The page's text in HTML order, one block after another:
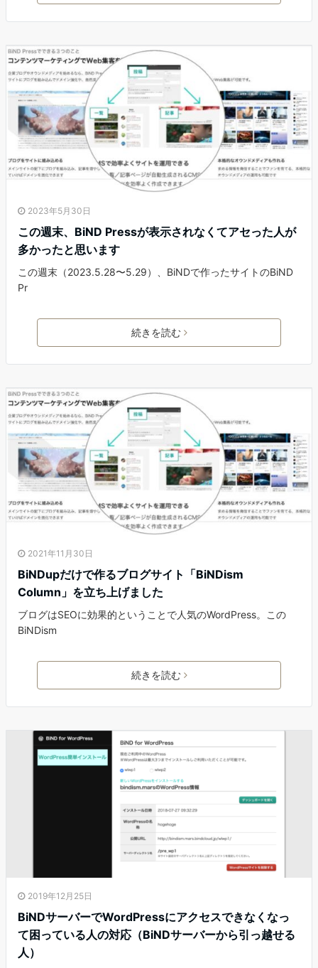
2023年5月30日
この週末、BiND Pressが表示されなくてアセった人が
多かったと思います
この週末（2023.5.28〜5.29）、BiNDで作ったサイトのBiND
Pr
続きを読む
2021年11月30日
BiNDupだけで作るブログサイト「BiNDism
Column」を立ち上げました
ブログはSEOに効果的ということで人気のWordPress。この
BiNDism
続きを読む
2019年12月25日
BiNDサーバーでWordPressにアクセスできなくなっ
て困っている人の対応（BiNDサーバーから引っ越せる
人）